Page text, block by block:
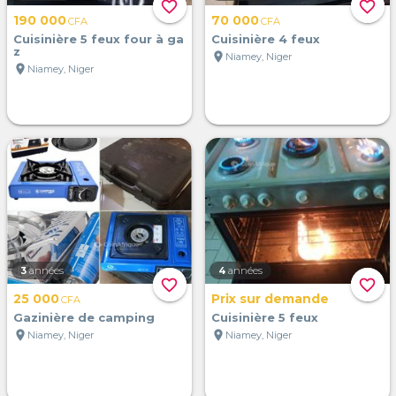
favorite_border
190 000CFA
Cuisinière 5 feux four à ga
z
location_on Niamey, Niger
favorite_border
70 000CFA
Cuisinière 4 feux
location_on Niamey, Niger
favorite_border
3 années
25 000CFA
Gazinière de camping
location_on Niamey, Niger
favorite_border
4 années
Prix sur demande
Cuisinière 5 feux
location_on Niamey, Niger